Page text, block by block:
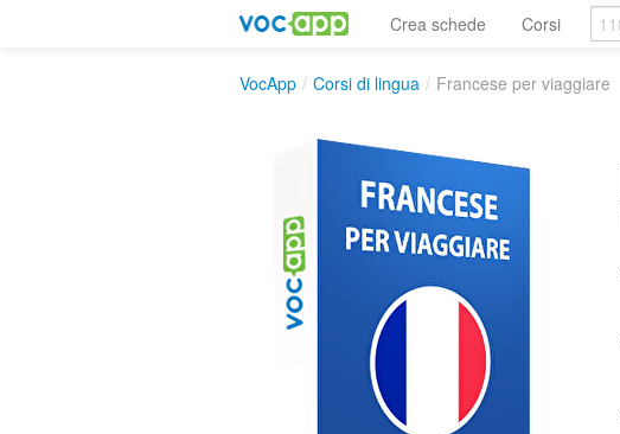
Crea schede Corsi
VocApp / Corsi di lingua / Francese per viaggiare